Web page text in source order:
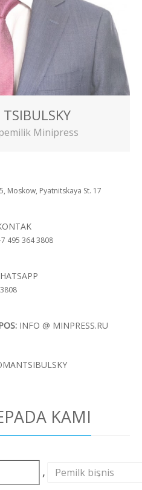
Minipress
Moskow, Pyatnitskaya St. 17
495 364 3808
INFO @ MINPRESS.RU
KAMI
, Pemilk bisnis
,